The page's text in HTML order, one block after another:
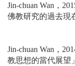
Jin-chuan Wan，
佛教研究的過去現
Jin-chuan Wan，
教思想的當代展望